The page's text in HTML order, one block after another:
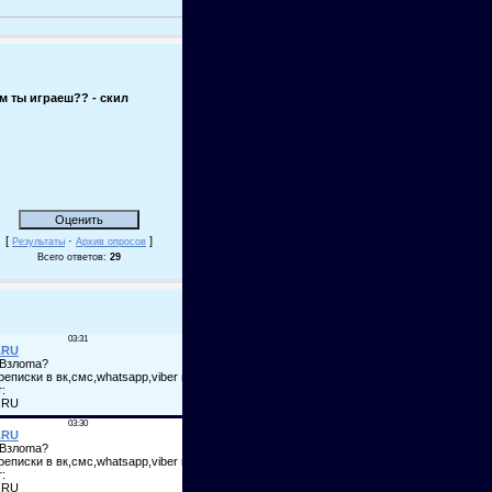
ты играеш?? - скил
[ Результаты · Архив опросов ]
Всего ответов: 29